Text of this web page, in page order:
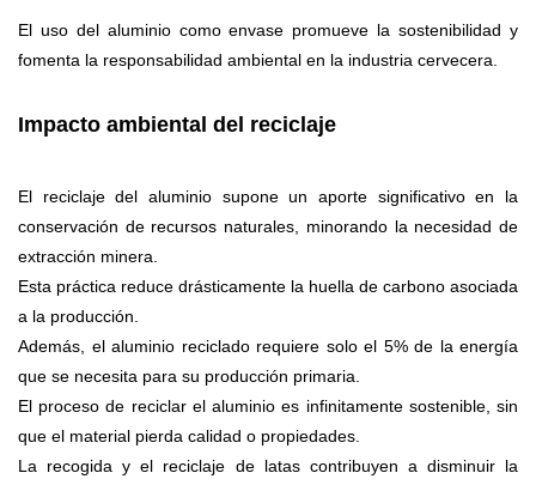
El uso del aluminio como envase promueve la sostenibilidad y
fomenta la responsabilidad ambiental en la industria cervecera.
Impacto ambiental del reciclaje
El reciclaje del aluminio supone un aporte significativo en la
conservación de recursos naturales, minorando la necesidad de
extracción minera.
Esta práctica reduce drásticamente la huella de carbono asociada
a la producción.
Además, el aluminio reciclado requiere solo el 5% de la energía
que se necesita para su producción primaria.
El proceso de reciclar el aluminio es infinitamente sostenible, sin
que el material pierda calidad o propiedades.
La recogida y el reciclaje de latas contribuyen a disminuir la